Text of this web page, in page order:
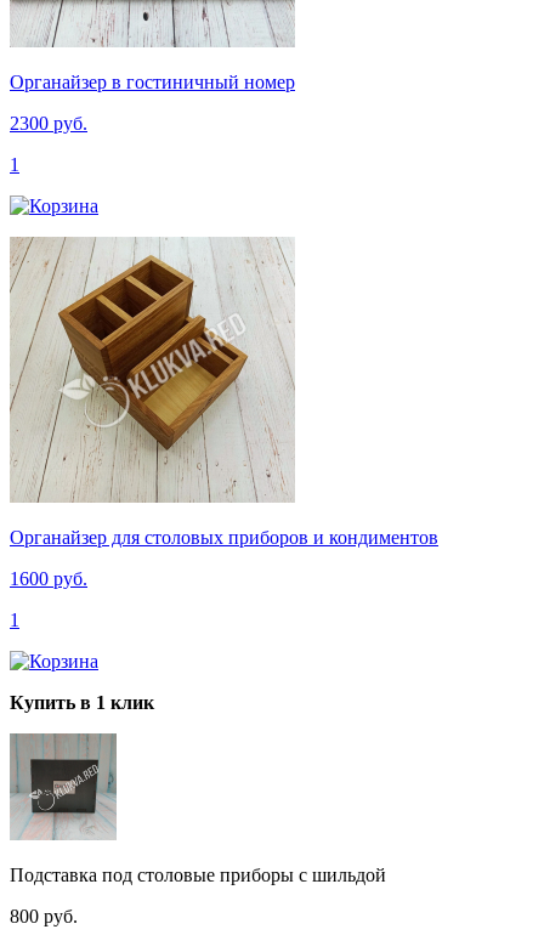
Органайзер в гостиничный номер
2300 руб.
1
Органайзер для столовых приборов и кондиментов
1600 руб.
1
Купить в 1 клик
Подставка под столовые приборы с шильдой
800 руб.